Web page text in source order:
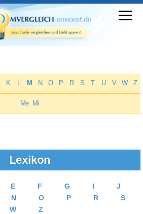
K M N O P R S T U V W Z
Me Mi
Lexikon
E F G I
J
N O P R
S
W Z